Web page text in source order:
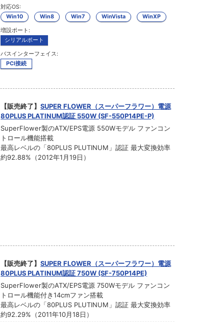
対応OS:
Win10
Win8 Win7 WinVista WinXP
増設ポート:
シリアルポート
バスインターフェイス:
PCI接続
【販売終了】SUPER FLOWER（スーパーフラワー）電源
80PLUS PLATINUM認証 550W (SF-550P14PE-P)
SuperFlower製のATX/EPS電源 550Wモデル ファンコン
トロール機能搭載
最高レベルの「80PLUS PLUTINUM」認証 最大変換効率
約92.88%（2012年1月19日）
【販売終了】SUPER FLOWER（スーパーフラワー）電源
80PLUS PLATINUM認証 750W (SF-750P14PE)
SuperFlower製のATX/EPS電源 750Wモデル ファンコン
トロール機能付き14cmファン搭載
最高レベルの「80PLUS PLUTINUM」認証 最大変換効率
約92.29%（2011年10月18日）